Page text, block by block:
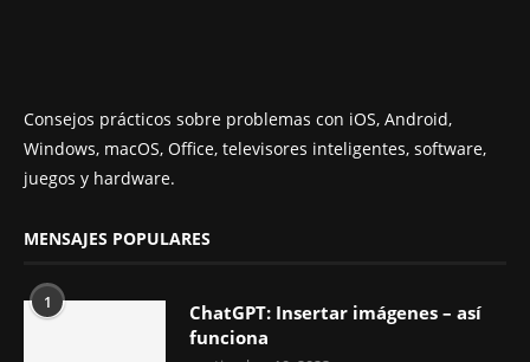
Consejos prácticos sobre problemas con iOS, Android,
Windows, macOS, Office, televisores inteligentes, software,
juegos y hardware.
MENSAJES POPULARES
1
ChatGPT: Insertar imágenes – así
funciona